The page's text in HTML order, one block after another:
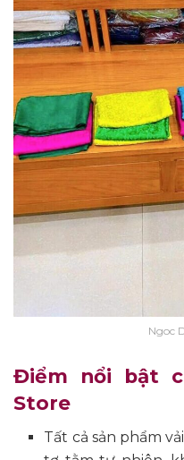
Ngoc
Điểm nổi bật
Store
Tất cả sản phẩm